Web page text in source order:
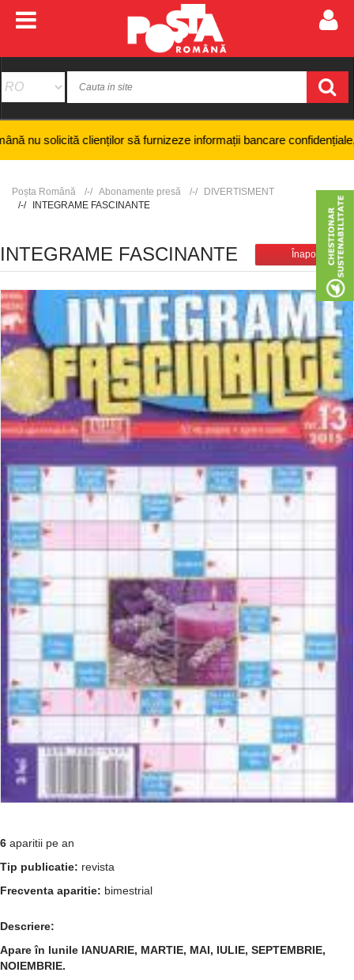
să furnizeze informații bancare confidențiale, numere de card
Poșta Română Abonamente presă
DIVERTISMENT
INTEGRAME FASCINANTE
INTEGRAME FASCINANTE Înapoi
6 aparitii pe an
Tip publicatie: revista
Frecventa aparitie: bimestrial
Descriere:
Apare în lunile IANUARIE, MARTIE, MAI, IULIE, SEPTEMBRIE,
NOIEMBRIE.